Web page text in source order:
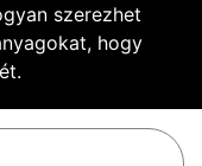
szerezhet
hogy